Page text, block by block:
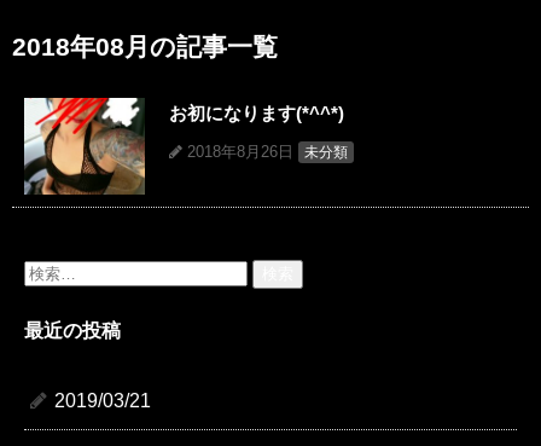
2018年08月の記事一覧
お初になります(*^^*)
2018年8月26日 未分類
検
最近の投稿
2019/03/21